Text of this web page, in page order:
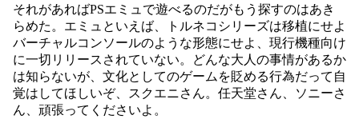
それがあればPSエミュで遊べるのだがもう探すのはあき
らめた。エミュといえば、トルネコシリーズは移植にせよ
バーチャルコンソールのような形態にせよ、現行機種向け
に一切リリースされていない。どんな大人の事情があるか
は知らないが、文化としてのゲームを貶める行為だって自
覚はしてほしいぞ、スクエニさん。任天堂さん、ソニーさ
ん、頑張ってくださいよ。